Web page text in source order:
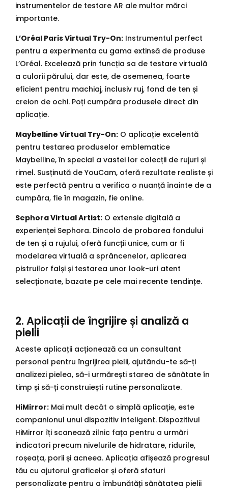
instrumentelor de testare AR ale multor mărci
importante.
L’Oréal Paris Virtual Try-On: Instrumentul perfect
pentru a experimenta cu gama extinsă de produse
L’Oréal. Excelează prin funcția sa de testare virtuală
a culorii părului, dar este, de asemenea, foarte
eficient pentru machiaj, inclusiv ruj, fond de ten și
creion de ochi. Poți cumpăra produsele direct din
aplicație.
Maybelline Virtual Try-On: O aplicație excelentă
pentru testarea produselor emblematice
Maybelline, în special a vastei lor colecții de rujuri și
rimel. Susținută de YouCam, oferă rezultate realiste și
este perfectă pentru a verifica o nuanță înainte de a
cumpăra, fie în magazin, fie online.
Sephora Virtual Artist: O extensie digitală a
experienței Sephora. Dincolo de probarea fondului
de ten și a rujului, oferă funcții unice, cum ar fi
modelarea virtuală a sprâncenelor, aplicarea
pistruilor falși și testarea unor look-uri atent
selecționate, bazate pe cele mai recente tendințe.
2. Aplicații de îngrijire și analiză a
pielii
Aceste aplicații acționează ca un consultant
personal pentru îngrijirea pielii, ajutându-te să-ți
analizezi pielea, să-i urmărești starea de sănătate în
timp și să-ți construiești rutine personalizate.
HiMirror: Mai mult decât o simplă aplicație, este
companionul unui dispozitiv inteligent. Dispozitivul
HiMirror îți scanează zilnic fața pentru a urmări
indicatori precum nivelurile de hidratare, ridurile,
roșeața, porii și acneea. Aplicația afișează progresul
tău cu ajutorul graficelor și oferă sfaturi
personalizate pentru a îmbunătăți sănătatea pielii